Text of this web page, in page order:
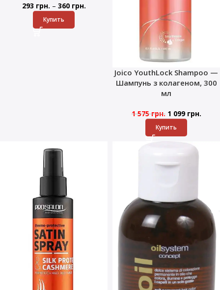
293 грн. – 360 грн.
Купить
Joico YouthLock Shampoo —
Шампунь з колагеном, 300
мл
1 575грн. 1 099 грн.
Купить